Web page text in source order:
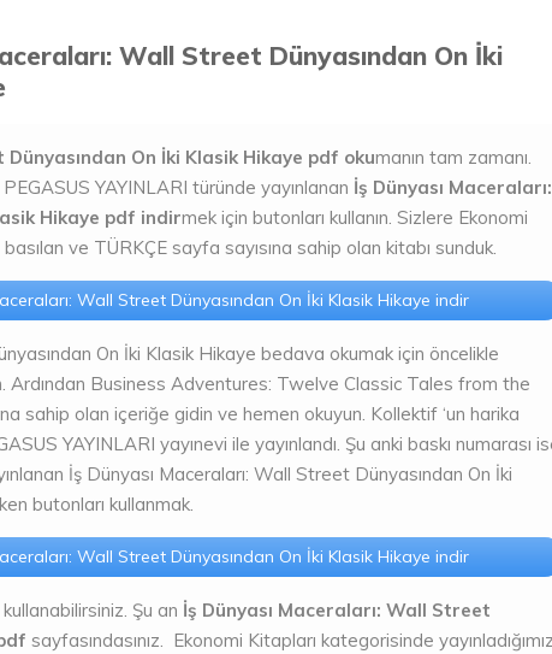
Wall Street Dünyasından On İki
On İki Klasik Hikaye pdf okumanın tam zamanı.
YAYINLARI türünde yayınlanan İş Dünyası Maceraları:
Hikaye pdf indirmek için butonları kullanın. Sizlere Ekonomi
ve TÜRKÇE sayfa sayısına sahip olan kitabı sunduk.
Wall Street Dünyasından On İki Klasik Hikaye indir
On İki Klasik Hikaye bedava okumak için öncelikle
Ardından Business Adventures: Twelve Classic Tales from the
sahip olan içeriğe gidin ve hemen okuyun. Kollektif ‘un harika
YAYINLARI yayınevi ile yayınlandı. Şu anki baskı numarası
İş Dünyası Maceraları: Wall Street Dünyasından On İki
butonları kullanmak.
Wall Street Dünyasından On İki Klasik Hikaye indir
Şu an İş Dünyası Maceraları: Wall Street
sayfasındasınız. Ekonomi Kitapları kategorisinde